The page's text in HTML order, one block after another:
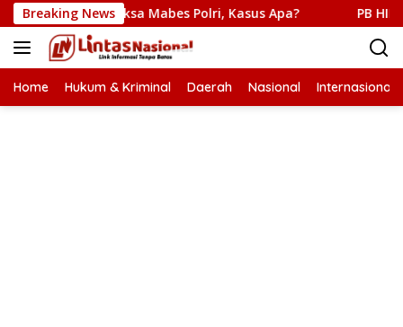
Langsung
ke
konten
Breaking News
Diperiksa Mabes Polri, Kasus Apa? PB HIMABIR:
Home Hukum & Kriminal Daerah Nasional Internasional